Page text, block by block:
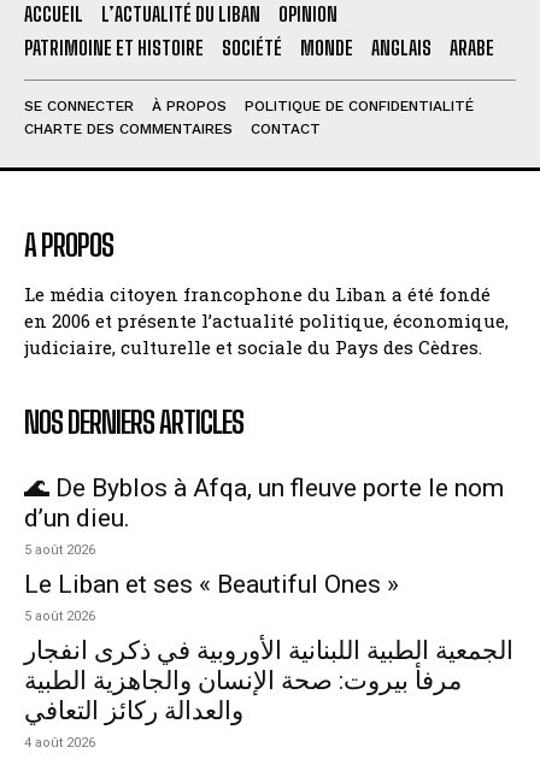
ACCUEIL L’ACTUALITÉ DU LIBAN
OPINION
PATRIMOINE ET HISTOIRE
SOCIÉTÉ MONDE ANGLAIS ARABE
SE CONNECTER À PROPOS
POLITIQUE DE CONFIDENTIALITÉ
CHARTE DES COMMENTAIRES
CONTACT
A PROPOS
Le média citoyen francophone du Liban a été fondé
en 2006 et présente l’actualité politique, économique,
judiciaire, culturelle et sociale du Pays des Cèdres.
NOS DERNIERS ARTICLES
🌊 De Byblos à Afqa, un fleuve porte le nom
d’un dieu.
5 août 2026
Le Liban et ses « Beautiful Ones »
5 août 2026
الجمعية الطبية اللبنانية الأوروبية في ذكرى انفجار
مرفأ بيروت: صحة الإنسان والجاهزية الطبية
والعدالة ركائز التعافي
4 août 2026